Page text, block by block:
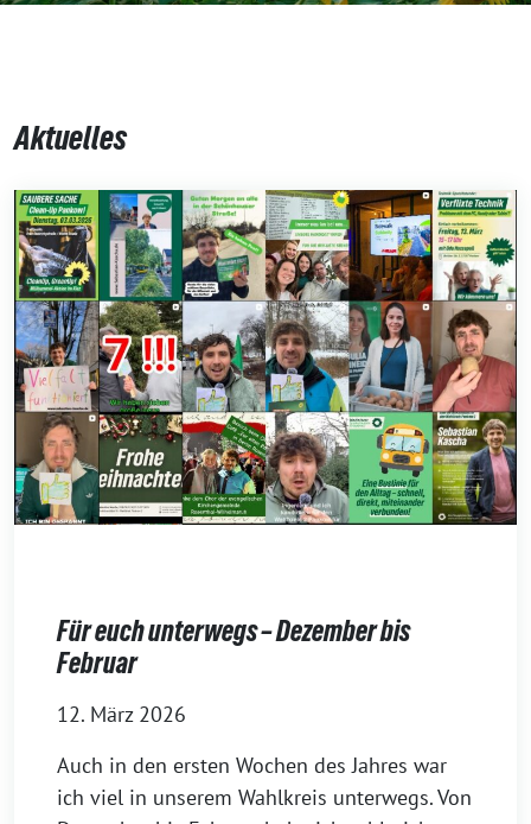
Aktuelles
Für euch unterwegs – Dezember bis
Februar
12. März 2026
Auch in den ersten Wochen des Jahres war
ich viel in unserem Wahlkreis unterwegs. Von